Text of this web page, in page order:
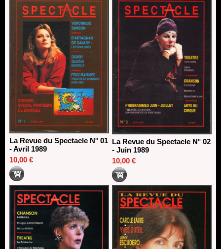
Dispositif SACD Auteurs d'espaces : les lauréats 2026
18/03/2026
La Revue du Spectacle N° 01
- Avril 1989
10,00 €
La Revue du Spectacle N° 02
- Juin 1989
10,00 €